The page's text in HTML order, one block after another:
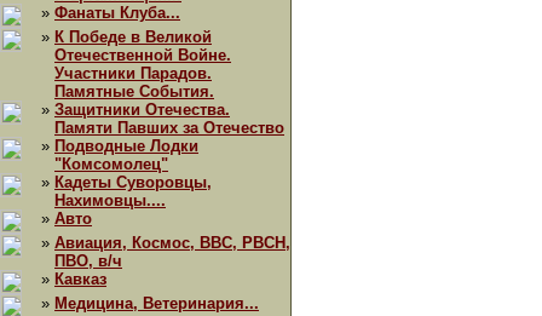
» Фанаты Клуба...
» К Победе в Великой
Отечественной Войне.
Участники Парадов.
Памятные События.
» Защитники Отечества.
Памяти Павших за Отечество
» Подводные Лодки
"Комсомолец"
» Кадеты Суворовцы,
Нахимовцы....
» Авто
» Авиация, Космос, ВВС, РВСН,
ПВО, в/ч
» Кавказ
» Медицина, Ветеринария...